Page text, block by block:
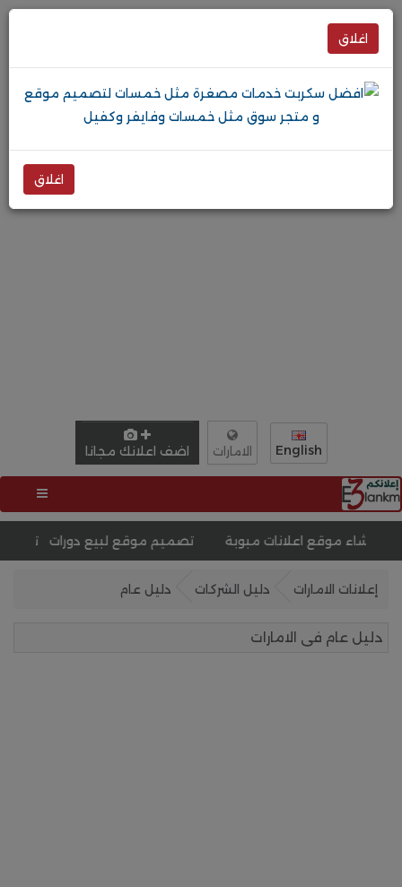
English الامارات اضف اعلانك مجانا
اعلانات مبوبة تصميم موقع لبيع دورات
إعلانات الامارات دليل الشركات دليل عام
دليل عام فى الامارات
اغلاق
اغلاق